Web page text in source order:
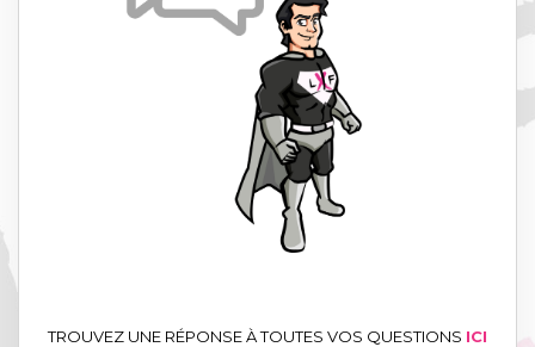
TROUVEZ UNE RÉPONSE À TOUTES VOS QUESTIONS ICI